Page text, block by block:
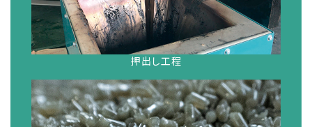
押出し工程